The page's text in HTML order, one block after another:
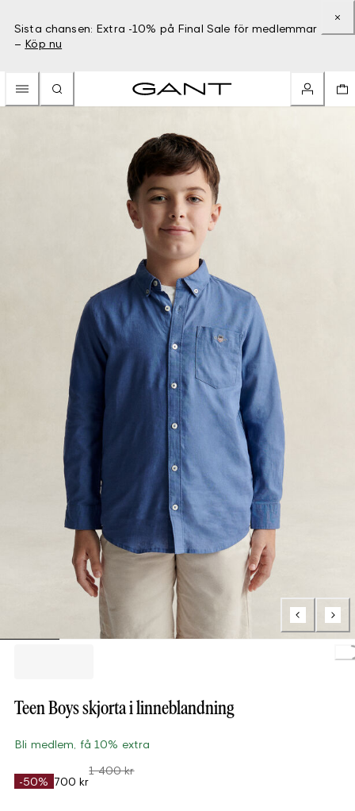
Sista chansen: Extra -10% på Final Sale för medlemmar
– Köp nu
Teen Boys skjorta i linneblandning
Bli medlem, få 10% extra
-50% 700 kr
1 400 kr